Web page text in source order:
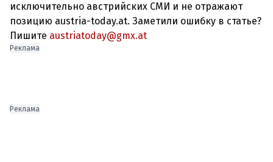
исключительно австрийских СМИ и не отражают
позицию austria-today.at. Заметили ошибку в статье?
Пишите austriatoday@gmx.at
Реклама
Реклама